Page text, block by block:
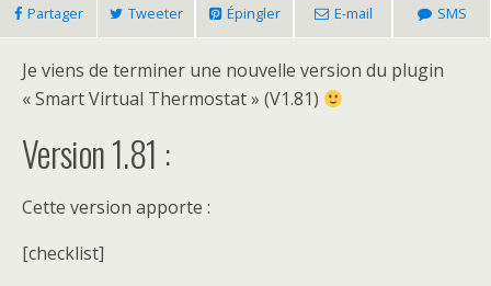
Partager Tweeter Épingler E-mail SMS
Je viens de terminer une nouvelle version du plugin
« Smart Virtual Thermostat » (V1.81)
Version 1.81 :
Cette version apporte :
[checklist]